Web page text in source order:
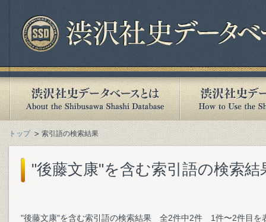
トップ 索引語の検索結果
"後藤文康"を含む索引語の検索結
"後藤文康"を含む索引語の検索結果 全2件中2件 1件〜2件目を